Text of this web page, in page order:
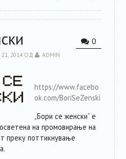
0
2014ОД ADMIN
https://www.facebo
ok.com/BoriSeZenski
„Бори се женски“ е
на промовирање на
преку поттикнување